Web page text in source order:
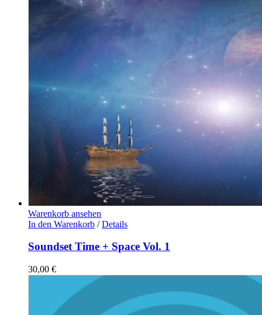
Warenkorb ansehen
In den Warenkorb / Details
Soundset Time + Space Vol. 1
30,00 €